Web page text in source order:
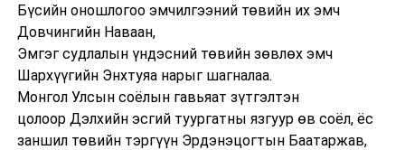
Бүсийн оношлогоо эмчилгээний төвийн их эмч
Довчингийн Наваан,
Эмгэг судлалын үндэсний төвийн зөвлөх эмч
Шархүүгийн Энхтуяа нарыг шагналаа.
Монгол Улсын соёлын гавьяат зүтгэлтэн
цолоор Дэлхийн эсгий туургатны язгуур өв соёл, ёс
заншил төвийн тэргүүн Эрдэнэцогтын Баатаржав,